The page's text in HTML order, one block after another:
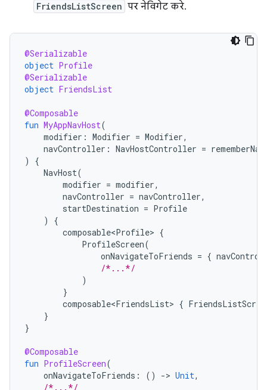
FriendsListScreen पर नेविगेट करे.
@Serializable
object Profile
@Serializable
object FriendsList
@Composable
fun MyAppNavHost(
modifier : Modifier = Modifier,
navController : NavHostController =
)
{
NavHost(
modifier = modifier,
navController = navController,
startDestination = Profile
)
{
composable<Profile> {
ProfileScreen(
onNavigateToFriends = {
/*...*/
)
}
composable<FriendsList> {
}
}
@Composable
fun ProfileScreen(
onNavigateToFriends : () -> Unit,
/*...*/